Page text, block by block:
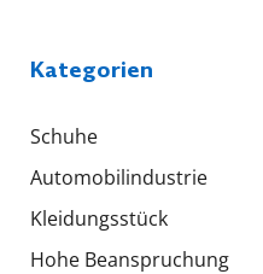
Kategorien
Schuhe
Automobilindustrie
Kleidungsstück
Hohe Beanspruchung